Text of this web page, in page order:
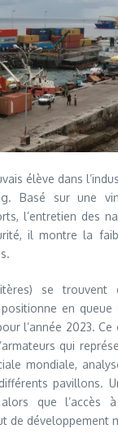
élève dans
Basé sur une
l’entretien des
il montre la
se trouvent
en
l’année 2023.
qui
mondiale,
pavillons.
que l’accès
de développement